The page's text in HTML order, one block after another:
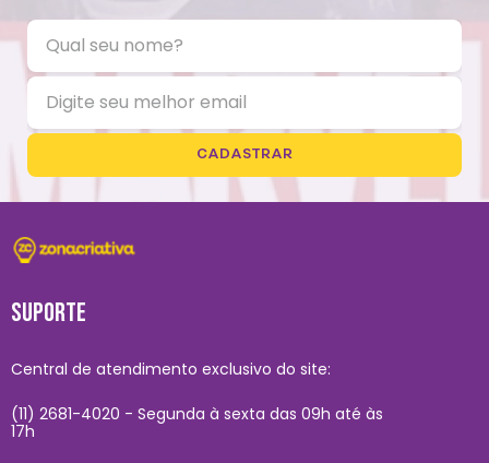
CADASTRAR
SUPORTE
Central de atendimento exclusivo do site:
(11) 2681-4020 - Segunda à sexta das 09h até às
17h